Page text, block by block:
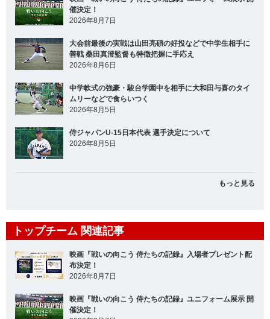
催決定！
2026年8月7日
大会前最後の実戦は山田亮碩の好投などで中学生相手に
善戦 桑田真澄監督も特徴把握に手応え
2026年8月6日
中学軟式の強豪・駿台学園中を相手に大和田与喜のタイ
ムリーなどで食らいつく
2026年8月5日
侍ジャパンU-15日本代表 選手決定について
2026年8月5日
もっと見る
トップチーム 関連記事
映画『戦いの向こう 侍たちの記録』入場者プレゼント配
布決定！
2026年8月7日
映画『戦いの向こう 侍たちの記録』ユニフォーム展示 開
催決定！